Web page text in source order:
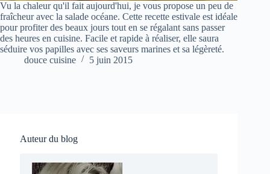
Vu la chaleur qu'il fait aujourd'hui, je vous propose un peu de
fraîcheur avec la salade océane. Cette recette estivale est idéale
pour profiter des beaux jours tout en se régalant sans passer
des heures en cuisine. Facile et rapide à réaliser, elle saura
séduire vos papilles avec ses saveurs marines et sa légèreté.
douce cuisine
5 juin 2015
Auteur du blog